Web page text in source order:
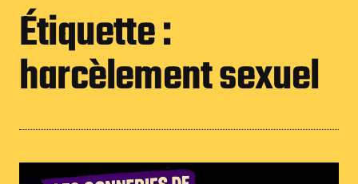
Étiquette :
harcèlement sexuel